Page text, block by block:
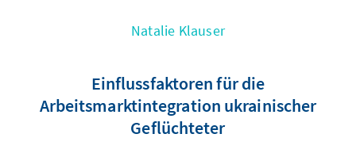
Natalie Klauser
Einflussfaktoren für die
Arbeitsmarktintegration ukrainischer
Geflüchteter